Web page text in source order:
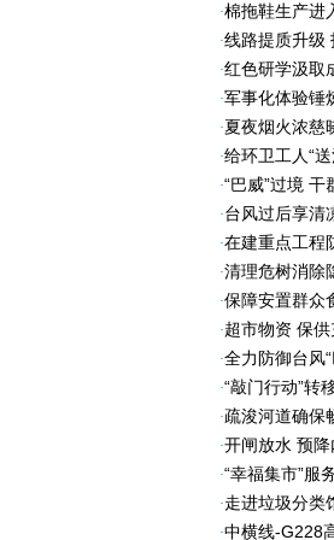
·棉拖鞋生产进
·线路提质升级
·红色研学汲取
·军事化体验锤
·夏夜烟火浓慈
·给环卫工人“送
·“巴威”过境 干
·台风过后享清
·在建重点工程
·清理危树消除
·保障安置群众
·超市物资 保供
·全力防御台风“
·“敲门行动”转
·疏浚河道确保
·开闸放水 预降
·“幸福集市”服
·走进垃圾分类
·中横线-G228